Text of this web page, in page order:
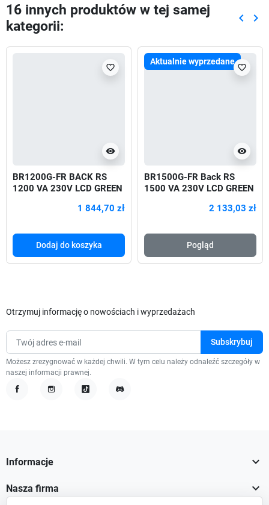
16 innych produktów w tej samej
kategorii:
keyboard_arrow_left keyboard_arrow_right
visibility
favorite_border
BR1200G-FR BACK RS
1200 VA 230V LCD GREEN
1 844,70 zł
Dodaj do koszyka
Aktualnie wyprzedane
visibility
favorite_border
BR1500G-FR Back RS
1500 VA 230V LCD GREEN
2 133,03 zł
Pogląd
Otrzymuj informację o nowościach i wyprzedażach
Możesz zrezygnować w każdej chwili. W tym celu należy odnaleźć szczegóły w
naszej informacji prawnej.
Informacje 
Nasza firma 